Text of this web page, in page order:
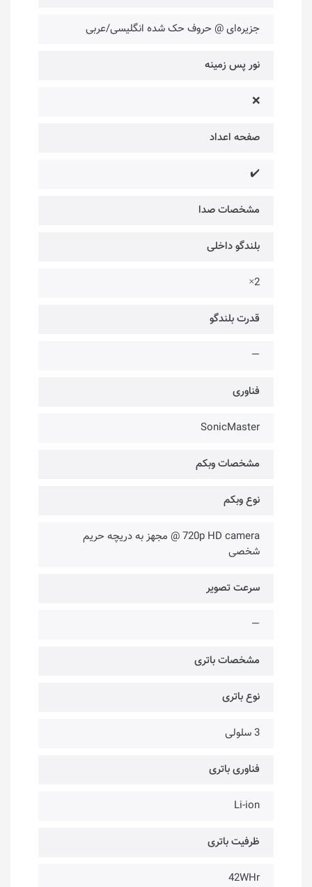
جزیره‌ای @ حروف حک شده انگلیسی/عربی
نور پس زمینه
❌
صفحه اعداد
✔️
مشخصات صدا
بلندگو داخلی
2×
قدرت بلندگو
—
فناوری‌
SonicMaster
مشخصات وبکم
نوع وبکم
720p HD camera @ مجهز به دریچه حریم
شخصی
سرعت تصویر
—
مشخصات باتری
نوع باتری
3 سلولی
فناوری باتری
Li-ion
ظرفیت باتری
42WHr